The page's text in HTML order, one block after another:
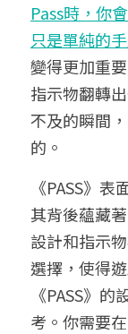
Pass時，你
只是單純的
變得更加重
指示物翻轉
不及的瞬間
的。
《PASS》
其背後蘊藏
設計和指示
選擇，使得
《PASS》
考。你需要